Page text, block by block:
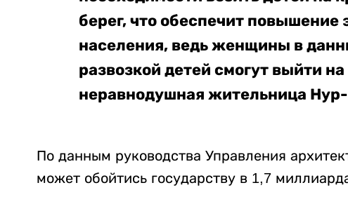
берег, что обеспечит повышение
населения, ведь женщины в
развозкой детей смогут выйти
неравнодушная жительница
По данным руководства Управления
может обойтись государству в 1,7